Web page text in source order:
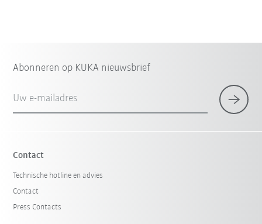
Abonneren op KUKA nieuwsbrief
Uw e-mailadres
Contact
Technische hotline en advies
Contact
Press Contacts